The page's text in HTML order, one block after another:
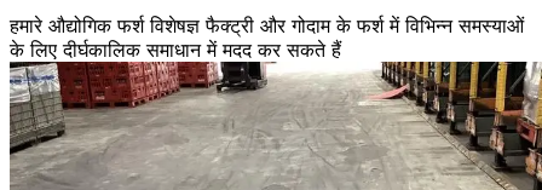
हमारे औद्योगिक फर्श विशेषज्ञ फैक्ट्री और गोदाम के फर्श में विभिन्न समस्याओं
के लिए दीर्घकालिक समाधान में मदद कर सकते हैं